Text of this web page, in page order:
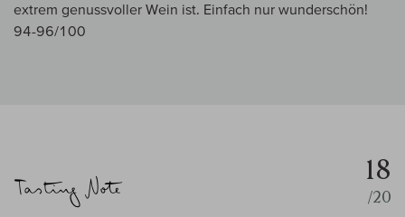
extrem genussvoller Wein ist. Einfach nur wunderschön!
94-96/100
18
/20